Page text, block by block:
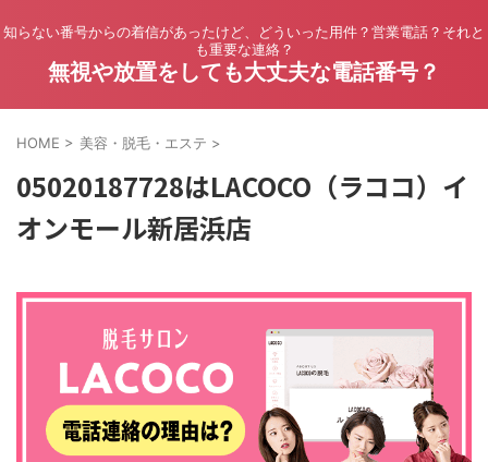
知らない番号からの着信があったけど、どういった用件？営業電話？それと
も重要な連絡？
無視や放置をしても大丈夫な電話番号？
HOME > 美容・脱毛・エステ >
05020187728はLACOCO（ラココ）イ
オンモール新居浜店